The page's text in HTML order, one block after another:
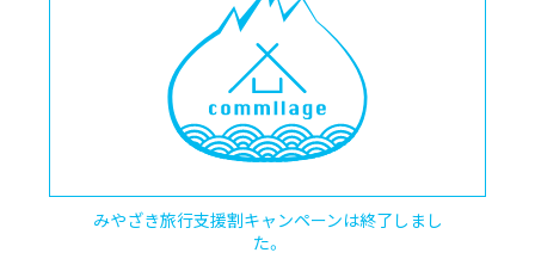
みやざき旅行支援割キャンペーンは終了しまし
た。